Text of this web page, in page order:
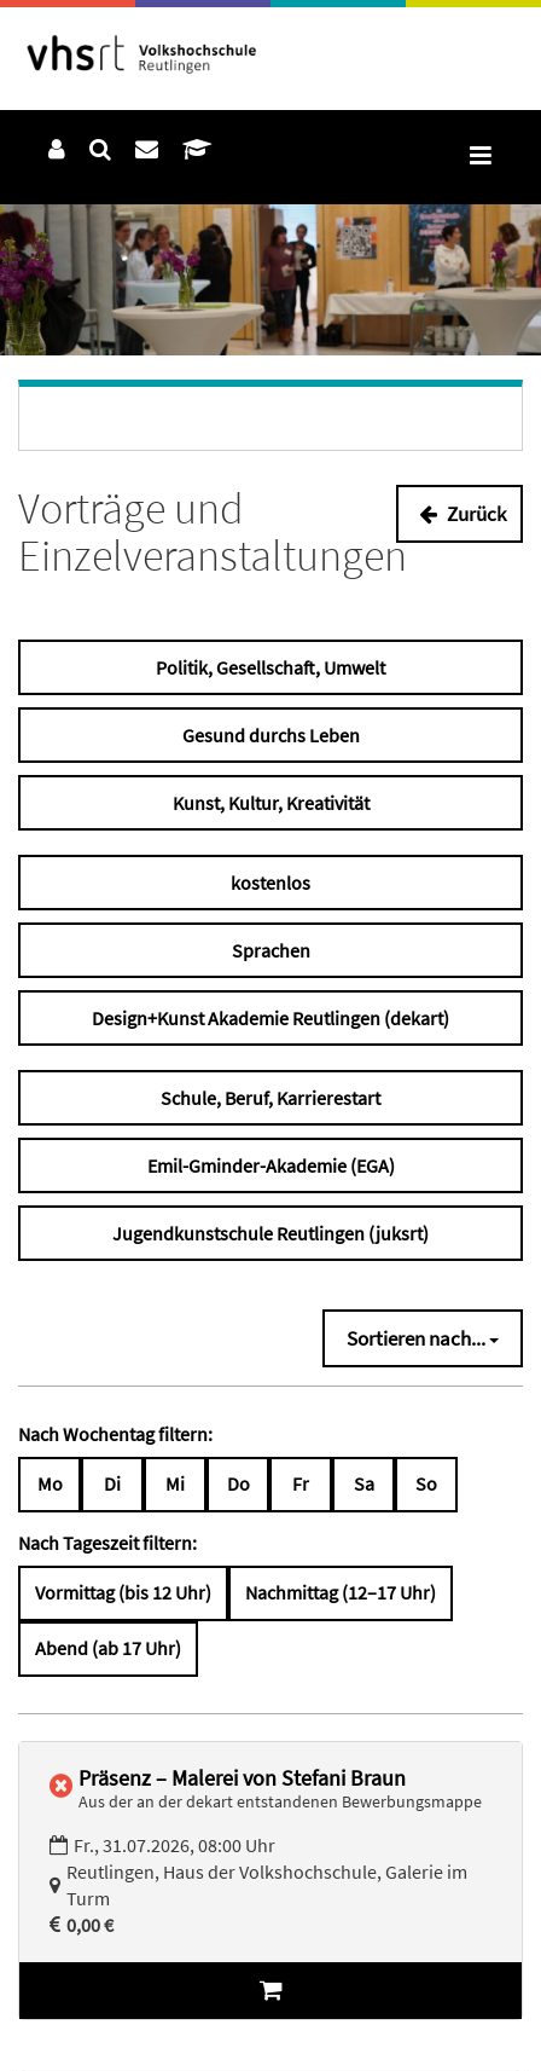
Vorträge und
Einzelveranstaltungen
Zurück
Politik, Gesellschaft, Umwelt
Gesund durchs Leben
Kunst, Kultur, Kreativität
kostenlos
Sprachen
Design+Kunst Akademie Reutlingen (dekart)
Schule, Beruf, Karrierestart
Emil-Gminder-Akademie (EGA)
Jugendkunstschule Reutlingen (juksrt)
Sortieren nach...
Nach Wochentag filtern:
Mo Di Mi Do Fr Sa So
Nach Tageszeit filtern:
Vormittag (bis 12 Uhr) Nachmittag (12–17 Uhr)
Abend (ab 17 Uhr)
Präsenz – Malerei von Stefani Braun
Aus der an der dekart entstandenen Bewerbungsmappe
Fr., 31.07.2026, 08:00 Uhr
Reutlingen, Haus der Volkshochschule, Galerie im
Turm
0,00 €